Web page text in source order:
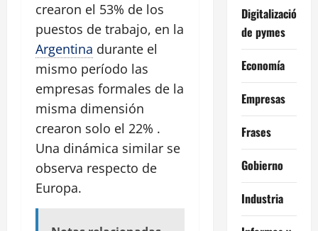
crearon el 53% de los
puestos de trabajo, en la
Argentina durante el
mismo período las
empresas formales de la
misma dimensión
crearon solo el 22% .
Una dinámica similar se
observa respecto de
Europa.
Digitalización
de pymes
Economía
Empresas
Frases
Gobierno
Industria